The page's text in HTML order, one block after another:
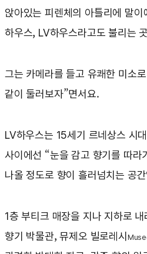
앉아있는 피렌체의 아틀리에 말이
하우스, LV하우스라고도 불리는
그는 카메라를 들고 유쾌한 미소
같이 둘러보자”면서요.
LV하우스는 15세기 르네상스 시
사이에선 “눈을 감고 향기를 따라
나올 정도로 향이 흘러넘치는 공
1층 부티크 매장을 지나 지하로
향기 박물관, 뮤제오 빌로레시